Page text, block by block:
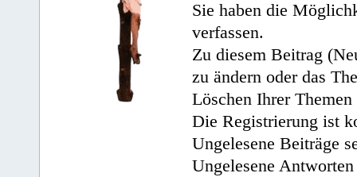
Sie haben die
verfassen.
Zu diesem Beitrag
zu ändern oder das
Löschen Ihrer
Die Registrierung ist
Ungelesene Beiträge
Ungelesene